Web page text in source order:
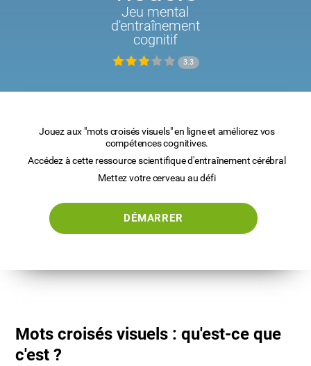
Jeu mental
d'entraînement
cognitif
3.3
Jouez aux "mots croisés visuels" en ligne et améliorez vos
compétences cognitives.
Accédez à cette ressource scientifique d'entraînement cérébral
Mettez votre cerveau au défi
DÉMARRER
Mots croisés visuels : qu'est-ce que
c'est ?